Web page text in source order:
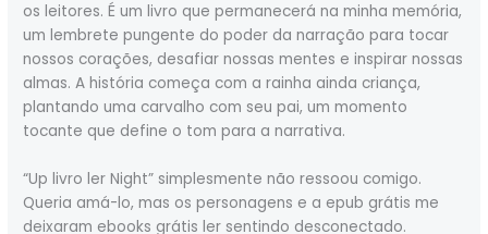
os leitores. É um livro que permanecerá na minha memória,
um lembrete pungente do poder da narração para tocar
nossos corações, desafiar nossas mentes e inspirar nossas
almas. A história começa com a rainha ainda criança,
plantando uma carvalho com seu pai, um momento
tocante que define o tom para a narrativa.
“Up livro ler Night” simplesmente não ressoou comigo.
Queria amá-lo, mas os personagens e a epub grátis me
deixaram ebooks grátis ler sentindo desconectado.